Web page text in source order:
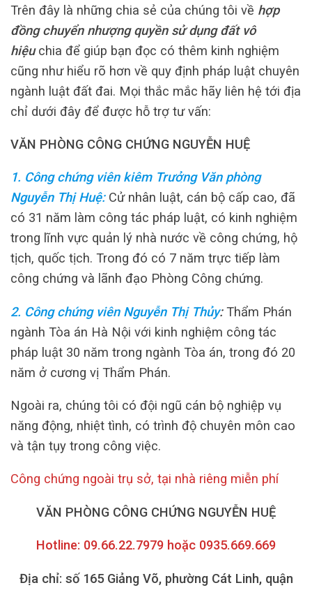
Trên đây là những chia sẻ của chúng tôi về hợp
đồng chuyển nhượng quyền sử dụng đất vô
hiệuchia để giúp bạn đọc có thêm kinh nghiệm
cũng như hiểu rõ hơn về quy định pháp luật chuyên
ngành luật đất đai. Mọi thắc mắc hãy liên hệ tới địa
chỉ dưới đây để được hỗ trợ tư vấn:
VĂN PHÒNG CÔNG CHỨNG NGUYỄN HUỆ
1. Công chứng viên kiêm Trưởng Văn phòng
Nguyễn Thị Huệ: Cử nhân luật, cán bộ cấp cao, đã
có 31 năm làm công tác pháp luật, có kinh nghiệm
trong lĩnh vực quản lý nhà nước về công chứng, hộ
tịch, quốc tịch. Trong đó có 7 năm trực tiếp làm
công chứng và lãnh đạo Phòng Công chứng.
2. Công chứng viên Nguyễn Thị Thủy:Thẩm Phán
ngành Tòa án Hà Nội với kinh nghiệm công tác
pháp luật 30 năm trong ngành Tòa án, trong đó 20
năm ở cương vị Thẩm Phán.
Ngoài ra, chúng tôi có đội ngũ cán bộ nghiệp vụ
năng động, nhiệt tình, có trình độ chuyên môn cao
và tận tụy trong công việc.
Công chứng ngoài trụ sở, tại nhà riêng miễn phí
VĂN PHÒNG CÔNG CHỨNG NGUYỄN HUỆ
Hotline: 09.66.22.7979 hoặc 0935.669.669
Địa chỉ: số 165 Giảng Võ, phường Cát Linh, quận